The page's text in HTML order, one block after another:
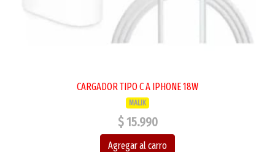
CARGADOR TIPO C A IPHONE 18W
MALIK
$ 15.990
Agregar al carro